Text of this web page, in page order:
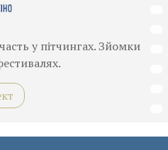
у пітчингах. Зйомки